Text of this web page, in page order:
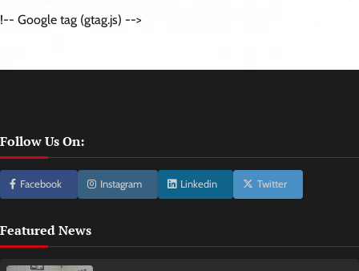
!-- Google tag (gtag.js) -->
Follow Us On:
Facebook Instagram Linkedin Twitter
Featured News